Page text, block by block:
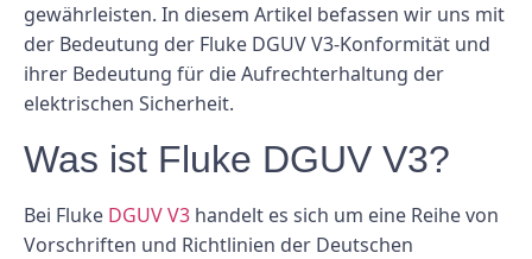
gewährleisten. In diesem Artikel befassen wir uns mit
der Bedeutung der Fluke DGUV V3-Konformität und
ihrer Bedeutung für die Aufrechterhaltung der
elektrischen Sicherheit.
Was ist Fluke DGUV V3?
Bei Fluke DGUV V3 handelt es sich um eine Reihe von
Vorschriften und Richtlinien der Deutschen